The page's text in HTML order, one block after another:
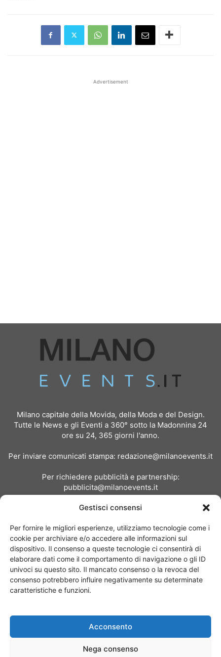
Gestisci consensi
Per fornire le migliori esperienze, utilizziamo tecnologie come i
cookie per archiviare e/o accedere alle informazioni sul
dispositivo. Il consenso a queste tecnologie ci consentirà di
elaborare dati come il comportamento di navigazione o gli ID
univoci su questo sito. Il mancato consenso o la revoca del
consenso potrebbero influire negativamente su determinate
caratteristiche e funzioni.
Acconsento
Nega consenso
Advertisement
Milano capitale della Movida, della Moda e del Design.
Tutte le News e gli Eventi a 360° sotto la Madonnina 24
ore su 24, 365 giorni l'anno.
Per inviare comunicati stampa: redazione@milanoevents.it
Per richiedere pubblicità e partnership:
pubblicita@milanoevents.it
Chi siamo I Nostri Clienti
© Copyright 2017 - MilanoEvents.it© managed by